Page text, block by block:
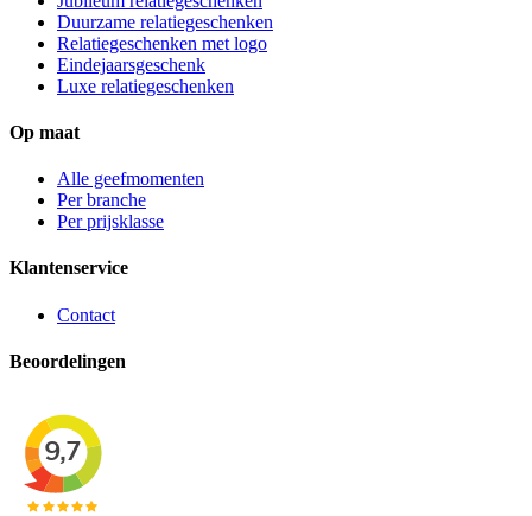
Duurzame relatiegeschenken
Relatiegeschenken met logo
Eindejaarsgeschenk
Luxe relatiegeschenken
Op maat
Alle geefmomenten
Per branche
Per prijsklasse
Klantenservice
Contact
Beoordelingen